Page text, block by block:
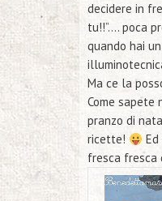
decidere in
tu!!”…. poca
quando hai
Ma ce la
Come sapete
pranzo di
ricette!
fresca fresca